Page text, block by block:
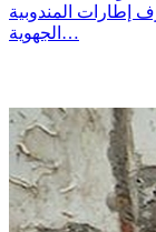
إطارات المندوبية
الجهوية…